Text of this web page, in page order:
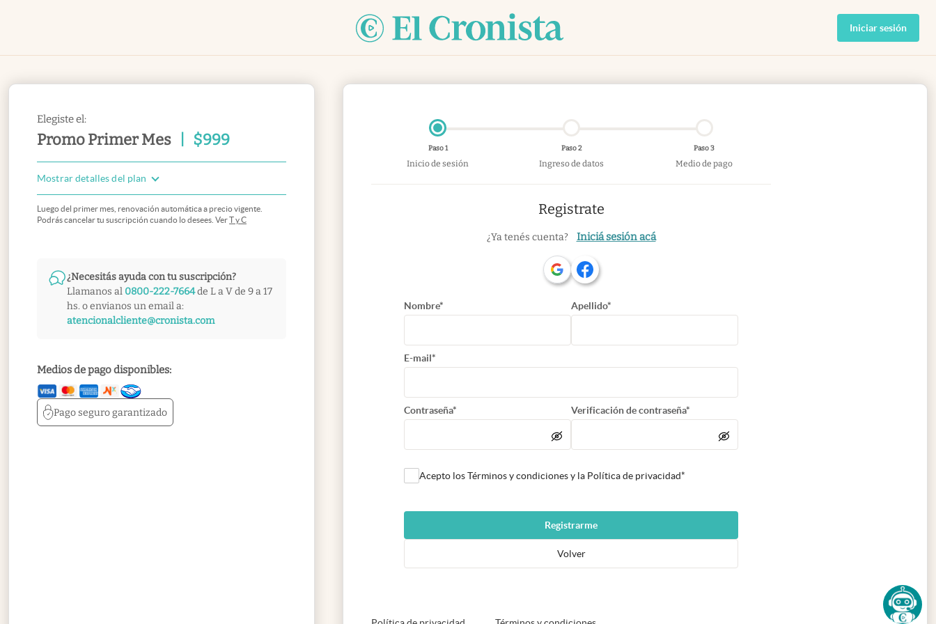
Iniciar sesión
Elegiste el:
Promo Primer Mes $999
Mostrar detalles del plan
Luego del primer mes, renovación automática a precio vigente.
Podrás cancelar tu suscripción cuando lo desees. VerT y C
¿Necesitás ayuda con tu suscripción?
Llamanos al 0800-222-7664de L a V de 9 a 17
hs. o envianos un email a:
atencionalcliente@cronista.com
Medios de pago disponibles:
Pago segurogarantizado
Paso 1
Inicio de sesión
Paso 2
Ingreso de datos
Paso 3
Medio de pago
Registrate
¿Ya tenés cuenta? Iniciá sesión acá
Nombre* Apellido*
E-mail*
Contraseña* Verificación de contraseña*
Acepto los Términos y condiciones y la Política de privacidad*
Registrarme
Volver